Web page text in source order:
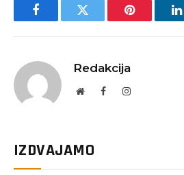
FacebookTwitter Pinterest
Redakcija
WebsiteFacebookInstagram
IZDVAJAMO